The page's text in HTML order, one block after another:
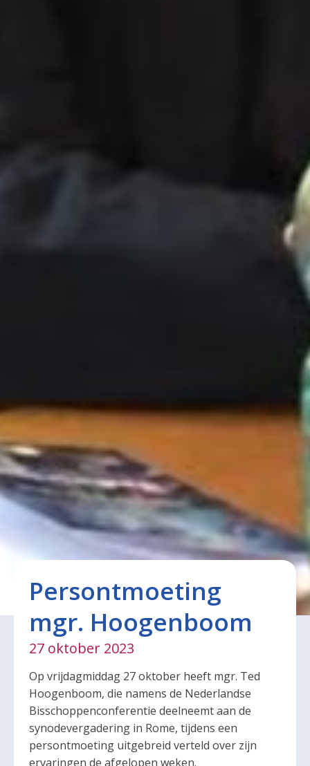
Persontmoeting
mgr. Hoogenboom
27 oktober 2023
Op vrijdagmiddag 27 oktober heeft mgr. Ted
Hoogenboom, die namens de Nederlandse
Bisschoppenconferentie deelneemt aan de
synodevergadering in Rome, tijdens een
persontmoeting uitgebreid verteld over zijn
ervaringen de afgelopen weken.